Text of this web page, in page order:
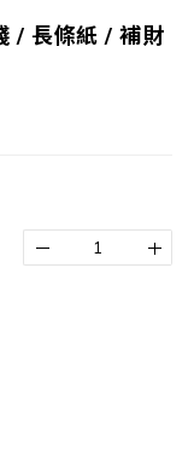
/ 長條紙 / 補財